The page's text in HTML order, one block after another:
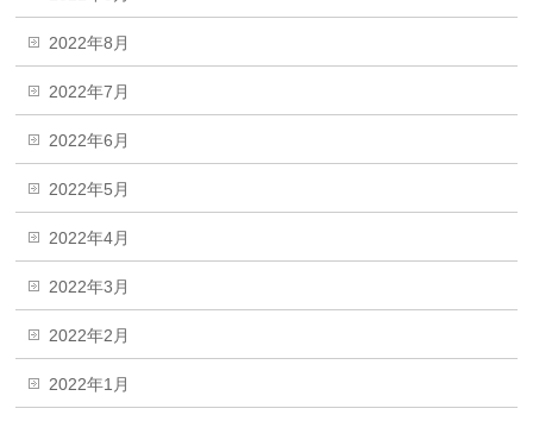
2022年8月
2022年7月
2022年6月
2022年5月
2022年4月
2022年3月
2022年2月
2022年1月